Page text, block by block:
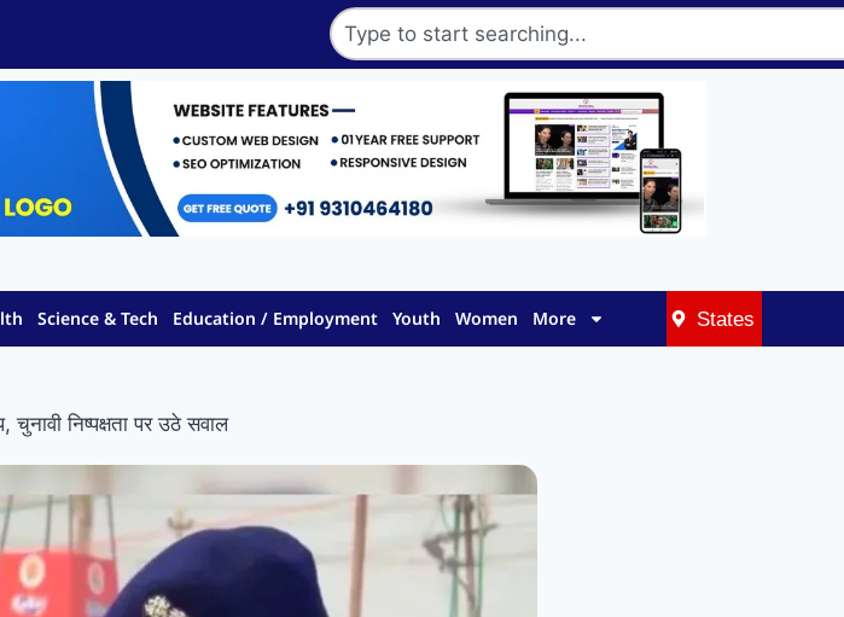
Science & Tech Education / Employment Youth Women More States
निष्पक्षता पर उठे सवाल